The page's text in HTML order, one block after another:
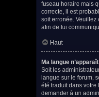
fuseau horaire mais
correcte, il est
soit erronée. Veuillez
afin de lui
Haut
Ma langue
Soit les
langue sur le forum,
été traduit dans votre
demander à un